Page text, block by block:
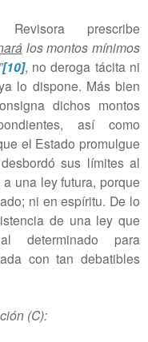
prescribe
los montos mínimos
[10], no deroga tácita ni
lo dispone. Más bien
dichos montos
así como
el Estado promulgue
sus límites al
una ley futura, porque
ni en espíritu. De lo
de una ley que
determinado para
con tan debatibles
(C):